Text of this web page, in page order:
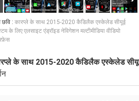
छवि : कारप्ले के साथ 2015-2020 कैडिलैक एस्केलेड सीयूई
के लिए एलसाइट एंड्रॉइड नेविगेशन मल्टीमीडिया वीडियो
के साथ 2015-2020 कैडिलैक एस्केलेड सीयूई